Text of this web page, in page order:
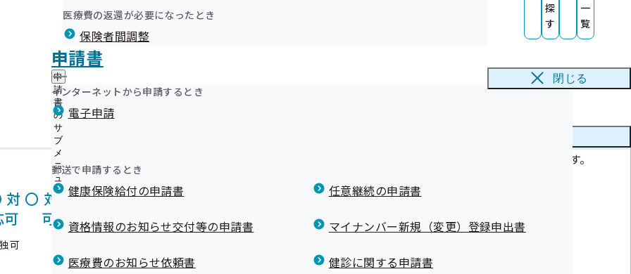
医療費の返還が必要になったとき
保険者間調整
申請書
申
請
書
の
サ
ブ
メ
ニ
ュ
ー
インターネットから申請するとき
電子申請
郵送で申請するとき
健康保険給付の申請書 任意継続の申請書
資格情報のお知らせ交付等の申請書 マイナンバー新規（変更）登録申出書
医療費のお知らせ依頼書 健診に関する申請書
探
す
一
覧
閉じる
定期健康診断結果データの取得勧奨業務委託について
生活習慣病予防健診・特定保健指導実施機関の新規募集
被扶養者（加入者のご家族）向け
健診実施機関一覧等
《申請》各種申請書の「記入の注意点」・「提出先」について
《申請》申請書の書き方動画
《申請》開示請求（保有個人情報）について
《申請》開示請求（診療報酬明細書）について
《禁煙》禁煙外来における禁煙治療
《禁煙》禁煙支援薬局における禁煙支援
《情報提供サービス》申請方法及び注意点(事業所の皆さまへ)
《インセンティブ制度》令和6年度実績の結果発表～宮城支部は21位と
なりました～
《ジェネリック医薬品（後発医薬品）》実績リスト
《負傷原因照会》ケガでマイナ保険証（資格確認書・健康保険証）を使
用した場合の負傷原因照会について
《退職》退職後の資格確認書（健康保険証）の取り扱いについて【事業
所の担当者様・退職する予定の方へ】
《保険料》賞与支給時の健康保険料額の計算について
資格確認書（健康保険証）記号番号変換
宮城支部について
所在地・連絡先
調達情報
採用情報
個人情報保護
地方自治体及び関係団体との連携協定
情報公開
評議会
事務処理誤り
リンク集
を表示しています
〇＝対応可 ×＝対応不可
骨粗鬆症
検診
胃カメラ 胃内視鏡(自己
対
可
可
〇 対応
可
〇対応可
基本は経口カメラ／経鼻
可
中のみ実施
ホームページより施設健診のWEB予約が可能です。